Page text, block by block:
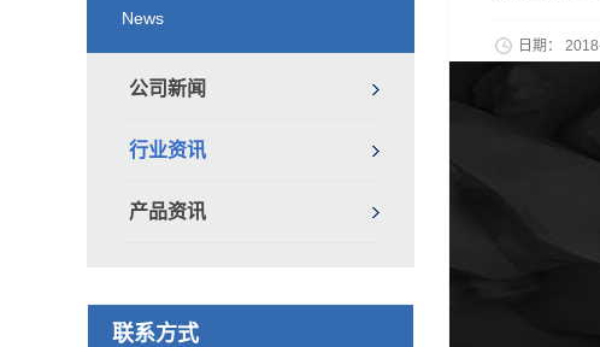
News
公司新闻
行业资讯
产品资讯
联系方式
日期：